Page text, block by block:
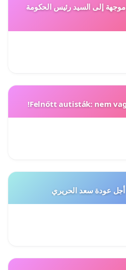
إلى السيد رئيس الحكومة
Felnőtt autisták: nem
عودة سعد الحريري